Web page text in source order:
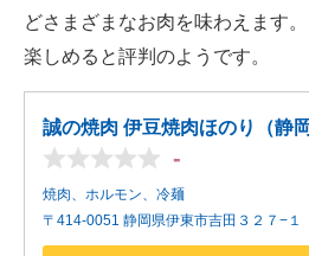
どさまざまなお肉を味わえます
楽しめると評判のようです。
誠の焼肉 伊豆焼肉ほのり（静岡
-
焼肉、ホルモン、冷麺
〒414-0051 静岡県伊東市吉田３２７−１